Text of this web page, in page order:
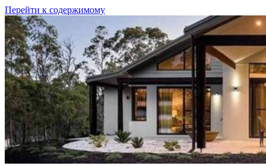
Перейти к содержимому